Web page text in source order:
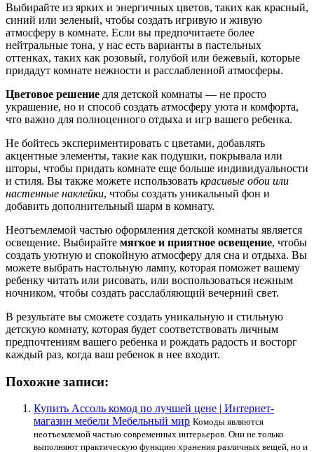
Выбирайте из ярких и энергичных цветов, таких как красный,
синий или зеленый, чтобы создать игривую и живую
атмосферу в комнате. Если вы предпочитаете более
нейтральные тона, у нас есть варианты в пастельных
оттенках, таких как розовый, голубой или бежевый, которые
придадут комнате нежности и расслабленной атмосферы.
Цветовое решение для детской комнаты — не просто
украшение, но и способ создать атмосферу уюта и комфорта,
что важно для полноценного отдыха и игр вашего ребенка.
Не бойтесь экспериментировать с цветами, добавлять
акцентные элементы, такие как подушки, покрывала или
шторы, чтобы придать комнате еще больше индивидуальности
и стиля. Вы также можете использовать красивые обои или
настенные наклейки, чтобы создать уникальный фон и
добавить дополнительный шарм в комнату.
Неотъемлемой частью оформления детской комнаты является
освещение. Выбирайте мягкое и приятное освещение, чтобы
создать уютную и спокойную атмосферу для сна и отдыха. Вы
можете выбрать настольную лампу, которая поможет вашему
ребенку читать или рисовать, или воспользоваться нежным
ночником, чтобы создать расслабляющий вечерний свет.
В результате вы сможете создать уникальную и стильную
детскую комнату, которая будет соответствовать личным
предпочтениям вашего ребенка и рождать радость и восторг
каждый раз, когда ваш ребенок в нее входит.
Похожие записи:
Купить Ассоль комод по лучшей цене | Интернет-
магазин мебели Мебельный мир Комоды являются
неотъемлемой частью современных интерьеров. Они не только
выполняют практическую функцию хранения различных вещей, но и